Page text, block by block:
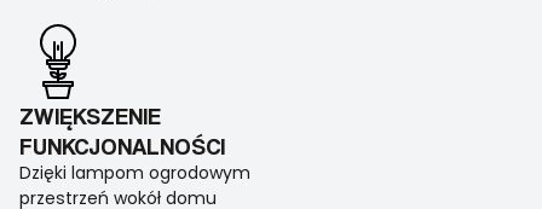
ZWIĘKSZENIE
FUNKCJONALNOŚCI
Dzięki lampom ogrodowym
przestrzeń wokół domu